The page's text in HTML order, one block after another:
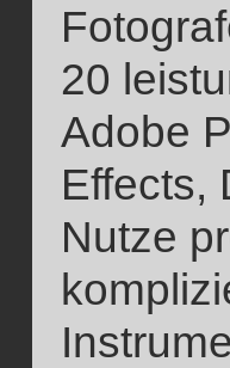
20
Adobe
Effects,
Nutze